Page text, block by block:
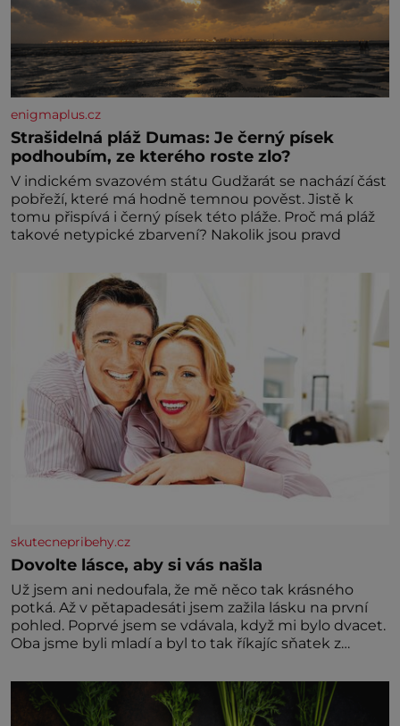
enigmaplus.cz
Strašidelná pláž Dumas: Je černý písek
podhoubím, ze kterého roste zlo?
V indickém svazovém státu Gudžarát se nachází část
pobřeží, které má hodně temnou pověst. Jistě k
tomu přispívá i černý písek této pláže. Proč má pláž
takové netypické zbarvení? Nakolik jsou pravd
skutecnepribehy.cz
Dovolte lásce, aby si vás našla
Už jsem ani nedoufala, že mě něco tak krásného
potká. Až v pětapadesáti jsem zažila lásku na první
pohled. Poprvé jsem se vdávala, když mi bylo dvacet.
Oba jsme byli mladí a byl to tak říkajíc sňatek z
zaopatřený mladý muž. Manželství nám oběma moc
nesvědčilo, brzy jsme zjistili, že